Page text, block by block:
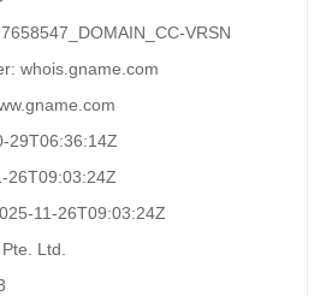
VRSN
whois.gname.com
29T06:36:14Z
26T09:03:24Z
11-26T09:03:24Z
Ltd.